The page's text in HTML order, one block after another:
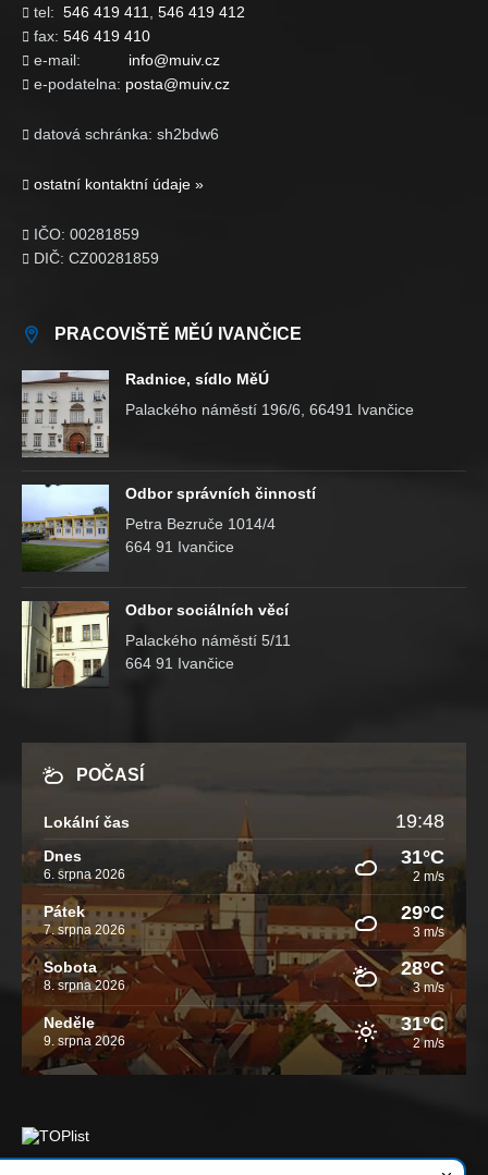
 tel: 546 419 411 546 419 412
 fax: 546 419 410
 e-mail: info@muiv.cz
 e-podatelna: posta@muiv.cz
 datová schránka: sh2bdw6
 ostatní kontaktní údaje »
 IČO: 00281859
 DIČ: CZ00281859
PRACOVIŠTĚ MĚÚ IVANČICE
Radnice, sídlo MěÚ
Palackého náměstí 196/6, 66491 Ivančice
Odbor správních činností
Petra Bezruče 1014/4
664 91 Ivančice
Odbor sociálních věcí
Palackého náměstí 5/11
664 91 Ivančice
POČASÍ
Lokální čas 19:48
Dnes
6. srpna 2026
31°C
2 m/s
Pátek
7. srpna 2026
29°C
3 m/s
Sobota
8. srpna 2026
28°C
3 m/s
Neděle
9. srpna 2026
31°C
2 m/s